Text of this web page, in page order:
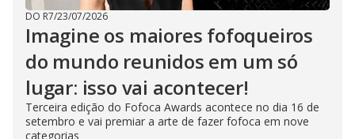
DO R7/23/07/2026
Imagine os maiores fofoqueiros
do mundo reunidos em um só
lugar: isso vai acontecer!
Terceira edição do Fofoca Awards acontece no dia 16 de
setembro e vai premiar a arte de fazer fofoca em nove
categorias